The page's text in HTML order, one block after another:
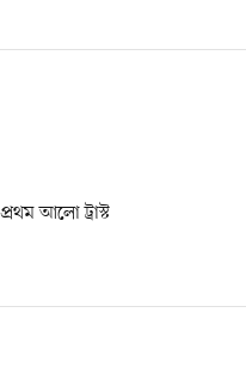
প্রথম আলো ট্রাস্ট